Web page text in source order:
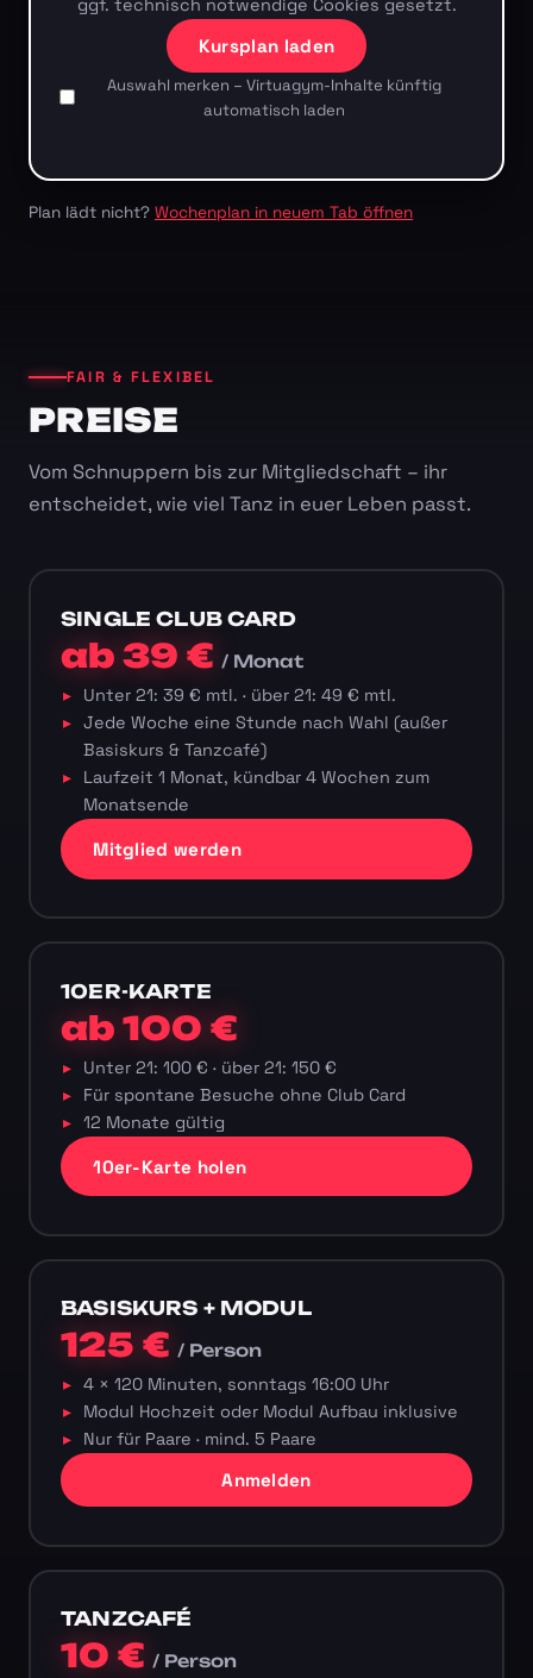
ggf. technisch notwendige Cookies gesetzt.
Kursplan laden
Auswahl merken – Virtuagym-Inhalte künftig
automatisch laden
Plan lädt nicht? Wochenplan in neuem Tab öffnen
FAIR & FLEXIBEL
PREISE
Vom Schnuppern bis zur Mitgliedschaft – ihr
entscheidet, wie viel Tanz in euer Leben passt.
SINGLE CLUB CARD
ab 39 €/ Monat
Unter 21: 39 € mtl. · über 21: 49 € mtl.
Jede Woche eine Stunde nach Wahl (außer
Basiskurs & Tanzcafé)
Laufzeit 1 Monat, kündbar 4 Wochen zum
Monatsende
Mitglied werden
10ER-KARTE
ab 100 €
Unter 21: 100 € · über 21: 150 €
Für spontane Besuche ohne Club Card
12 Monate gültig
10er-Karte holen
BASISKURS + MODUL
125 €/ Person
4 × 120 Minuten, sonntags 16:00 Uhr
Modul Hochzeit oder Modul Aufbau inklusive
Nur für Paare · mind. 5 Paare
Anmelden
TANZCAFÉ
10 €/ Person